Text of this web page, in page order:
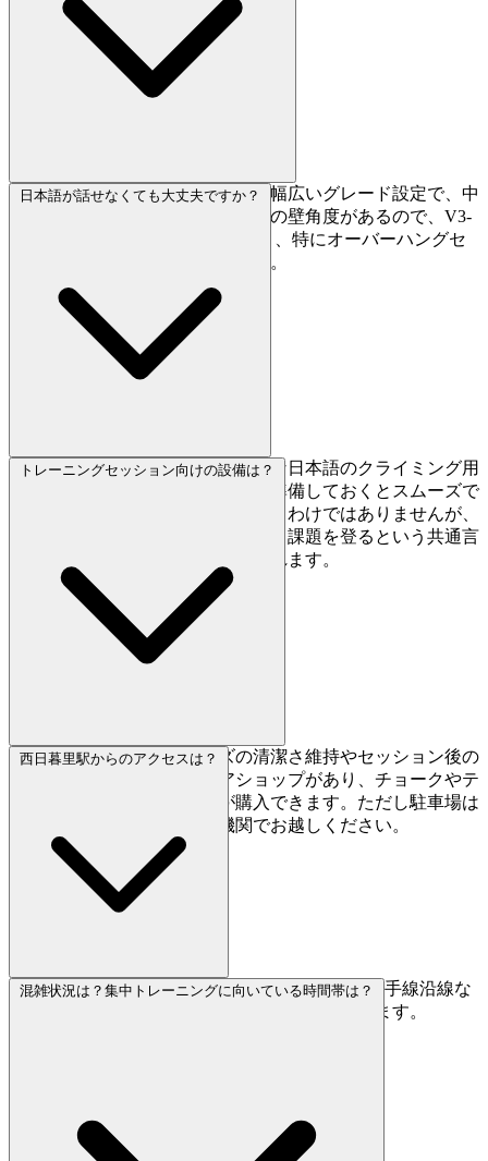
もちろんです。初級から上級まで幅広いグレード設定で、中
級帯の課題密度も十分です。複数の壁角度があるので、V3-
V5レベルの課題が豊富に見つかり、特にオーバーハングセ
クションはパワー向上に最適です。
日本語が話せなくても大丈夫ですか？
英語対応は限定的なので、基本的な日本語のクライミング用
語を覚えておくか、翻訳アプリを準備しておくとスムーズで
す。スタッフが流暢に英語を話せるわけではありませんが、
クライマー同士はフレンドリーで、課題を登るという共通言
語で十分コミュニケーションが取れます。
トレーニングセッション向けの設備は？
足洗い場（レンタルシューズの清潔さ維持やセッション後の
リフレッシュに便利）とギアショップがあり、チョークやテ
ープ、ブラシなどの必需品が購入できます。ただし駐車場は
ないので、徒歩か公共交通機関でお越しください。
西日暮里駅からのアクセスは？
西日暮里駅から徒歩4分と好アクセスです。JR山手線沿線な
ので、東京のどこからでも簡単にアクセスできます。
混雑状況は？集中トレーニングに向いている時間帯は？